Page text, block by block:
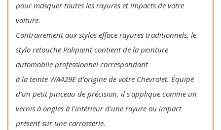
pour masquer toutes les rayures et impacts de votre
voiture.
Contrairement aux stylos efface rayures traditionnels, le
stylo retouche Polipaint contient de la peinture
automobile professionnel correspondant
à la teinte WA429E d'origine de votre Chevrolet. Équipé
d'un petit pinceau de précision, il s'applique comme un
vernis à ongles à l'intérieur d'une rayure ou impact
présent sur une carrosserie.